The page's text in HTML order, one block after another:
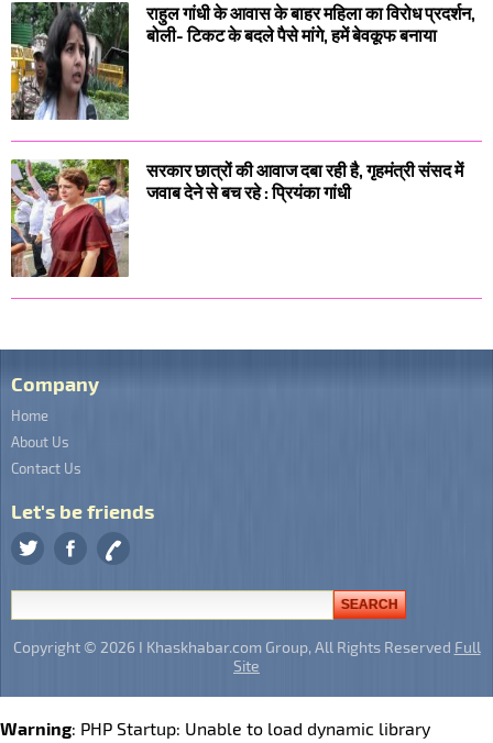
राहुल गांधी के आवास के बाहर महिला का विरोध प्रदर्शन,
बोली- टिकट के बदले पैसे मांगे, हमें बेवकूफ बनाया
सरकार छात्रों की आवाज दबा रही है, गृहमंत्री संसद में
जवाब देने से बच रहे : प्रियंका गांधी
Company
Home
About Us
Contact Us
Let's be friends
Copyright © 2026 I Khaskhabar.com Group, All Rights Reserved Full
Site
Warning: PHP Startup: Unable to load dynamic library